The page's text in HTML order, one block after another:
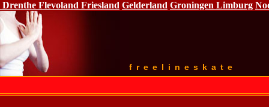
Drenthe Flevoland Friesland Gelderland Groningen Limburg
freelineskate